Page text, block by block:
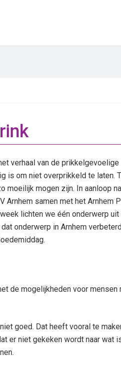
verhaal van de
is om niet overprikkeld te laten.
moeilijk mogen zijn. In aanloop
Arnhem samen met het Arnhem
lichten we één onderwerp
onderwerp in Arnhem
de mogelijkheden voor mensen
goed. Dat heeft vooral te
er niet gekeken wordt naar wat